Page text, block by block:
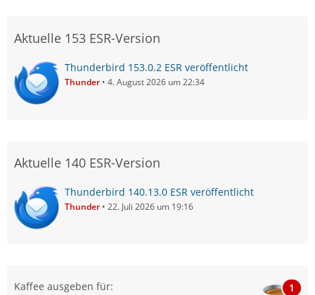
Aktuelle 153 ESR-Version
Thunderbird 153.0.2 ESR veröffentlicht
Thunder 4. August 2026 um 22:34
Aktuelle 140 ESR-Version
Thunderbird 140.13.0 ESR veröffentlicht
Thunder 22. Juli 2026 um 19:16
Kaffee ausgeben für: 1